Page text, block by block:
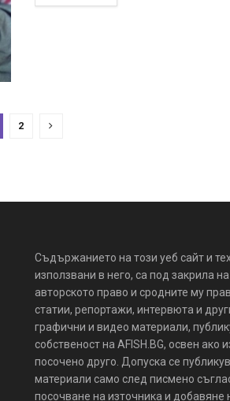
2
Съдържанието на този уеб сайт и
използвани в него, са под закрила
авторското право и сродните му
статии, репортажи, интервюта и
графични и видео материали,
собственост на AFISH.BG, освен ако
посочено друго. Допуска се
материали само след писмено
посочване на източника и добавяне